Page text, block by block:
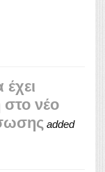
στο νέο
added